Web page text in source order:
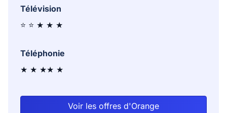
Télévision
⭐ ⭐ ★ ★ ★
Téléphonie
★ ★ ★★ ★
Voir les offres d'Orange